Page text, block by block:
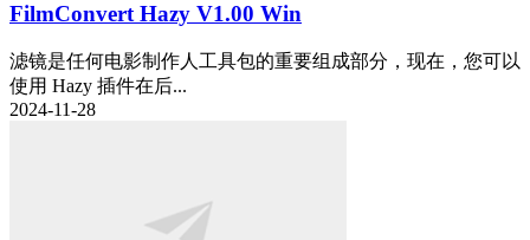
FilmConvert Hazy V1.00 Win
滤镜是任何电影制作人工具包的重要组成部分，现在，您可以
使用 Hazy 插件在后...
2024-11-28